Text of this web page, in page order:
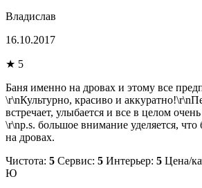
Владислав
16.10.2017
★ 5
Баня именно на дровах и этому все
\r\nКультурно, красиво и
встречает, улыбается и все в целом
\r\np.s. большое внимание уделяется, что
на дровах.
Чистота: 5 Сервис: 5 Интерьер: 5 Цена/
Ю